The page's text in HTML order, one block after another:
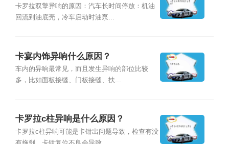
卡罗拉双擎异响的原因：汽车长时间停放：机油
回流到油底壳，冷车启动时油泵...
卡宴内饰异响什么原因？
车内的异响最常见，而且发生异响的部位比较
多，比如面板接缝、门板接缝、扶...
卡罗拉c柱异响是什么原因？
卡罗拉c柱异响可能是卡钳出问题导致，检查有没